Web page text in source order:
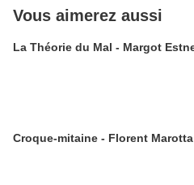
Vous aimerez aussi
La Théorie du Mal - Margot
Croque-mitaine - Florent Marotta